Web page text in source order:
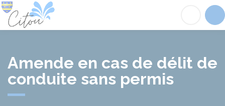
Amende en cas de délit de
conduite sans permis